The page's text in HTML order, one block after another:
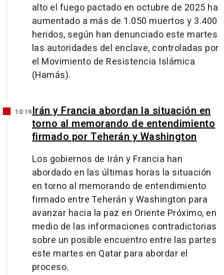
alto el fuego pactado en octubre de 2025 ha
aumentado a más de 1.050 muertos y 3.400
heridos, según han denunciado este martes
las autoridades del enclave, controladas por
el Movimiento de Resistencia Islámica
(Hamás).
10:19Irán y Francia abordan la situación en
torno al memorando de entendimiento
firmado por Teherán y Washington
Los gobiernos de Irán y Francia han
abordado en las últimas horas la situación
en torno al memorando de entendimiento
firmado entre Teherán y Washington para
avanzar hacia la paz en Oriente Próximo, en
medio de las informaciones contradictorias
sobre un posible encuentro entre las partes
este martes en Qatar para abordar el
proceso.